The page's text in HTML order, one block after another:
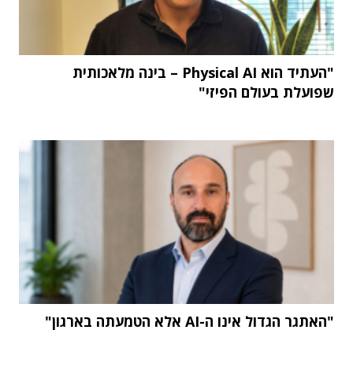
"העתיד הוא Physical AI – בינה מלאכותית
שפועלת בעולם הפיזי"
"האתגר הגדול אינו ה-AI אלא הטמעתה בארגון"